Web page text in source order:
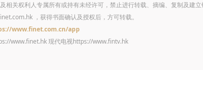
相关权利人专属所有或持有未经许可，禁止进行转载、摘编、复制及建立
，获得书面确认及授权后，方可转载。
www.finet.com.cn/app
www.finet.hk现代电视https://www.fintv.hk